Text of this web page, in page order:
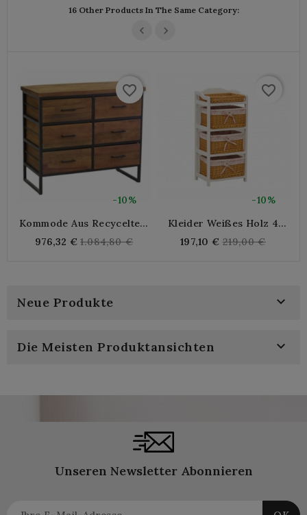
16 Other Products In The Same Category:
-10%
favorite_border
Kommode Aus Recyceltem
976,32 € Regular
1.084,80 €
-10%
favorite_border
Kleider Weißes Holz 4
Flechtkörben Gesäumt
197,10 € Regular
219,00 €
Neue Produkte 
Die Meisten Produktansichten 
Unseren Newsletter Abonnieren